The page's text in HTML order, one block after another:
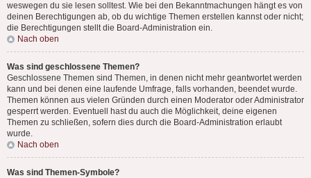
weswegen du sie lesen solltest. Wie bei den Bekanntmachungen hängt es von
deinen Berechtigungen ab, ob du wichtige Themen erstellen kannst oder nicht;
die Berechtigungen stellt die Board-Administration ein.
Nach oben
Was sind geschlossene Themen?
Geschlossene Themen sind Themen, in denen nicht mehr geantwortet werden
kann und bei denen eine laufende Umfrage, falls vorhanden, beendet wurde.
Themen können aus vielen Gründen durch einen Moderator oder Administrator
gesperrt werden. Eventuell hast du auch die Möglichkeit, deine eigenen
Themen zu schließen, sofern dies durch die Board-Administration erlaubt
wurde.
Nach oben
Was sind Themen-Symbole?